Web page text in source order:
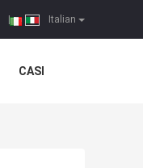
Italian
|
CASI